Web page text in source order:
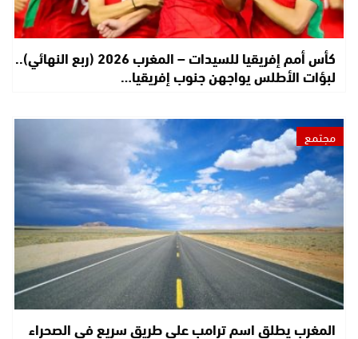
كأس أمم إفريقيا للسيدات – المغرب 2026 (ربع النهائي)..
لبؤات الأطلس يواجهن جنوب إفريقيا…
مجتمع
المغرب يطلق اسم ترامب على طريق سريع في الصحراء